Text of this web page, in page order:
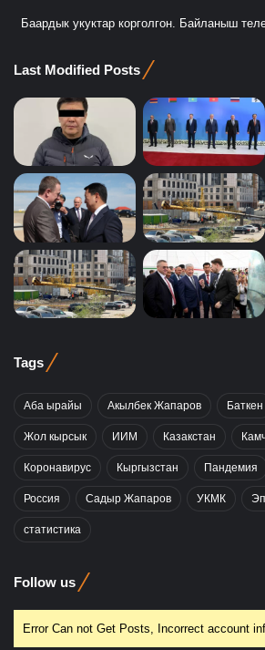
Баардык укуктар корголгон. Байланыш
Last Modified Posts
Tags
Аба ырайы Акылбек Жапаров Баткен
Жол кырсык ИИМ Казакстан
Коронавирус Кыргызстан Пандемия
Россия Садыр Жапаров УКМК
статистика
Follow us
Error Can not Get Posts, Incorrect account